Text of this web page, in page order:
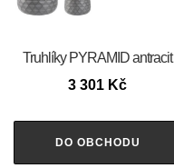
Truhlíky PYRAMID antracit
3 301 Kč
DO OBCHODU